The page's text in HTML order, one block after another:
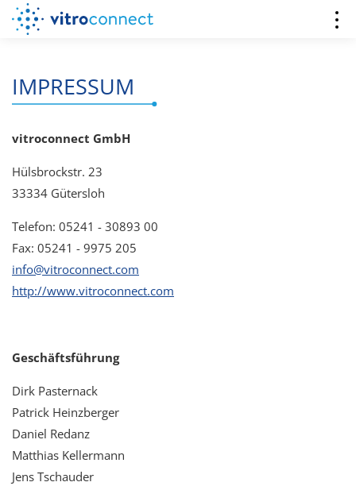
IMPRESSUM
vitroconnect GmbH
Hülsbrockstr. 23
33334 Gütersloh
Telefon: 05241 - 30893 00
Fax: 05241 - 9975 205
info@vitroconnect.com
http://www.vitroconnect.com
Geschäftsführung
Dirk Pasternack
Patrick Heinzberger
Daniel Redanz
Matthias Kellermann
Jens Tschauder